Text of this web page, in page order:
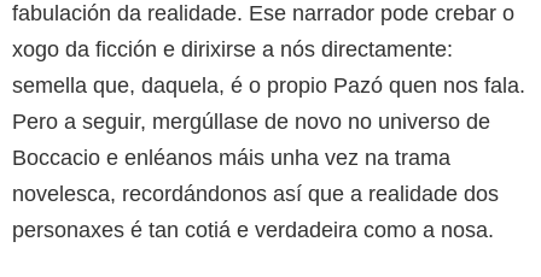
fabulación da realidade. Ese narrador pode crebar o
xogo da ficción e dirixirse a nós directamente:
semella que, daquela, é o propio Pazó quen nos fala.
Pero a seguir, mergúllase de novo no universo de
Boccacio e enléanos máis unha vez na trama
novelesca, recordándonos así que a realidade dos
personaxes é tan cotiá e verdadeira como a nosa.